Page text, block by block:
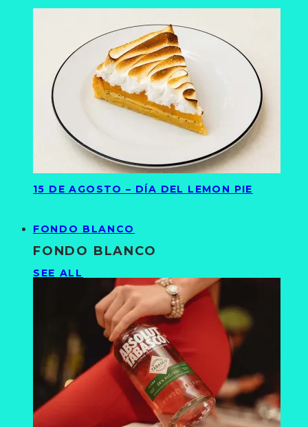
15 DE AGOSTO – DÍA DEL LEMON PIE
FONDO BLANCO
FONDO BLANCO
SEE ALL